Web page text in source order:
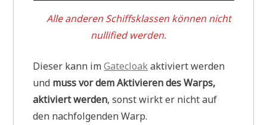
Alle anderen Schiffsklassen können nicht
nullified werden.
Dieser kann imGatecloakaktiviert werden
und muss vor dem Aktivieren des Warps,
aktiviert werden, sonst wirkt er nicht auf
den nachfolgenden Warp.